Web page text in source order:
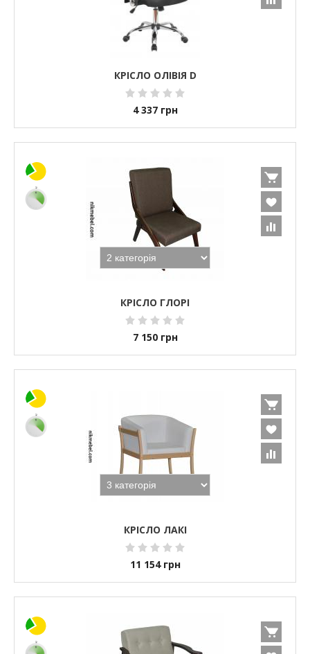
КРІСЛО ОЛІВІЯ D
4 337 грн
КРІСЛО ГЛОРІ
7 150 грн
КРІСЛО ЛАКІ
11 154 грн